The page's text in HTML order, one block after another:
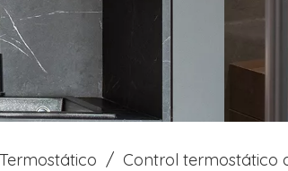
Termostático / Control termostático